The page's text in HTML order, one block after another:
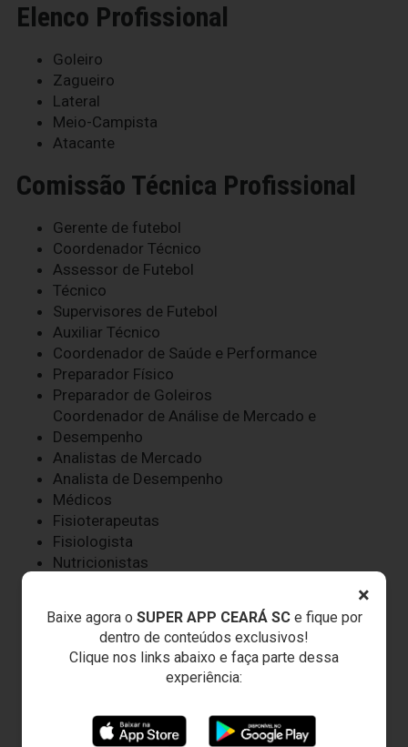
×
Baixe agora o SUPER APP CEARÁ SCe fique por
dentro de conteúdos exclusivos!
Clique nos links abaixo e faça parte dessa
experiência:
Elenco Profissional
Goleiro
Zagueiro
Lateral
Meio-Campista
Atacante
Comissão Técnica Profissional
Gerente de futebol
Coordenador Técnico
Assessor de Futebol
Técnico
Supervisores de Futebol
Auxiliar Técnico
Coordenador de Saúde e Performance
Preparador Físico
Preparador de Goleiros
Coordenador de Análise de Mercado e
Desempenho
Analistas de Mercado
Analista de Desempenho
Médicos
Fisioterapeutas
Fisiologista
Nutricionistas
Roupeiros
Massagistas
Auxiliar Operacional
JOGOS DOVOZÃO